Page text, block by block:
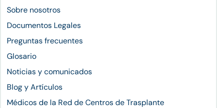
Sobre nosotros
Documentos Legales
Preguntas frecuentes
Glosario
Noticias y comunicados
Blog y Artículos
Médicos de la Red de Centros de Trasplante